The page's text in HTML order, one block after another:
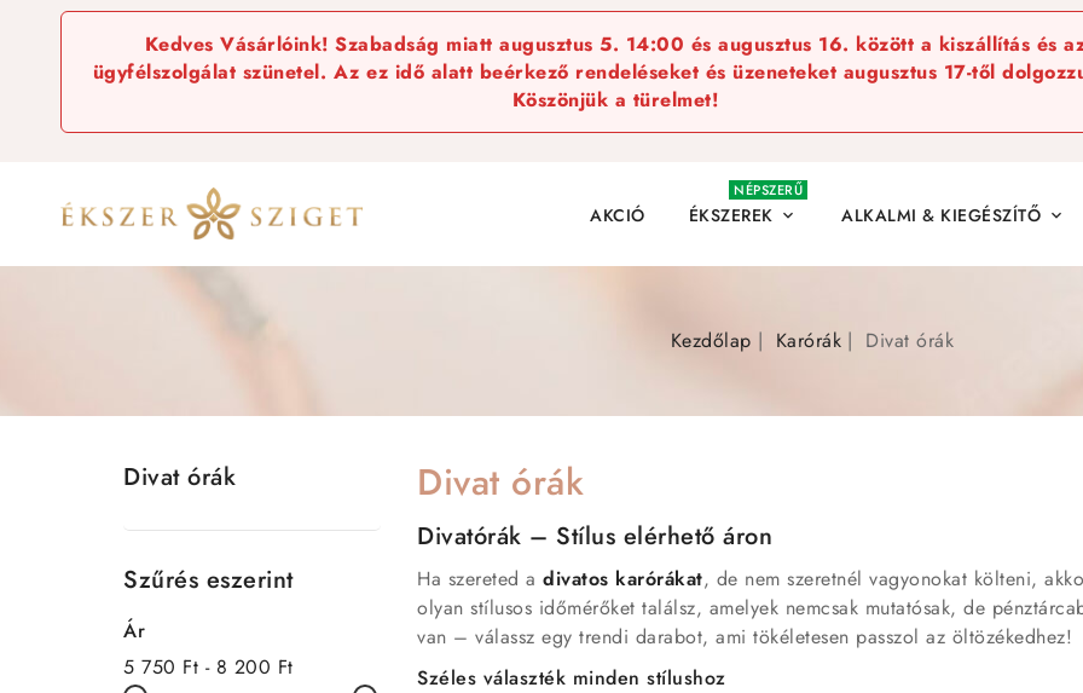
Kedves Vásárlóink! Szabadság miatt augusztus 5. 14:00 és augusztus 16. között a kiszállítás és
ügyfélszolgálat szünetel. Az ez idő alatt beérkező rendeléseket és üzeneteket augusztus 17-től
Köszönjük a türelmet!
AKCIÓ ÉKSZEREK 
NÉPSZERŰ
ALKALMI & KIEGÉSZÍTŐ 
Kezdőlap Karórák Divat órák
Divat órák
Szűrés eszerint
Ár
5 750 Ft - 8 200 Ft
Divat órák
Divatórák – Stílus elérhető áron
Ha szereted a divatos karórákat, de nem szeretnél vagyonokat költeni,
olyan stílusos időmérőket találsz, amelyek nemcsak mutatósak, de
van – válassz egy trendi darabot, ami tökéletesen passzol az öltözékedhez!
Széles választék minden stílushoz